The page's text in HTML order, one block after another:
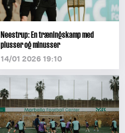
Neestrup: En træningskamp med
plusser og minusser
14/01 2026 19:10